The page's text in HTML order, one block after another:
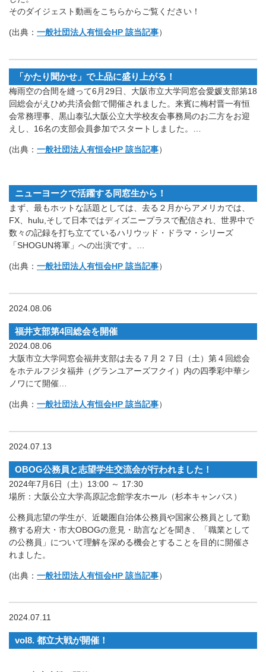
そのダイジェスト動画をこちらからご覧ください！
(出典： 一般社団法人有恒会HP 該当記事）
「かたり聞かせ」で上品に盛り上がる！
梅雨空の合間を縫って6月29日、大阪市立大学同窓会愛媛支部第18
回総会がえひめ共済会館で開催されました。来賓に梅村晋一有恒
会常務理事、黒山泰弘大阪公立大学校友会事務局のお二方をお迎
えし、16名の支部会員参加でスタートしました。…
(出典： 一般社団法人有恒会HP 該当記事）
ニューヨークで活躍する同窓生から！
まず、最もホットな話題としては、去る２月からアメリカでは、
FX、hulu,そして日本ではディズニープラスで配信され、世界中で
数々の記録を打ち立てているハリウッド・ドラマ・シリーズ
「SHOGUN将軍」への出演です。…
(出典： 一般社団法人有恒会HP 該当記事）
2024.08.06
福井支部第4回総会を開催
2024.08.06
大阪市立大学同窓会福井支部は去る７月２７日（土）第４回総会
をホテルフジタ福井（グランユアーズフクイ）内の四季彩中華シ
ノワにて開催…
(出典： 一般社団法人有恒会HP 該当記事）
2024.07.13
OBOG公務員と志望学生交流会が行われました！
2024年7月6日（土）13:00 ～ 17:30
場所：大阪公立大学高原記念館学友ホール（杉本キャンパス）
公務員志望の学生が、近畿圏自治体公務員や国家公務員として勤
務する府大・市大OBOGの意見・助言などを聞き、「職業として
の公務員」について理解を深める機会とすることを目的に開催さ
れました。
(出典： 一般社団法人有恒会HP 該当記事）
2024.07.11
vol8. 都立大戦が開催！